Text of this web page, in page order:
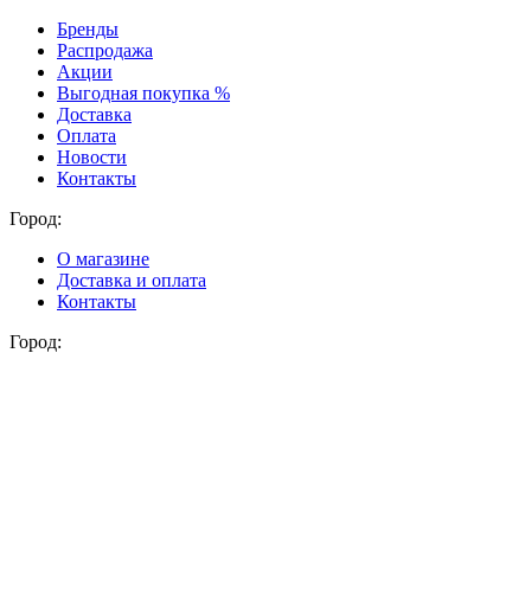
Бренды
Распродажа
Акции
Выгодная покупка %
Доставка
Оплата
Новости
Контакты
Город:
О магазине
Доставка и оплата
Контакты
Город: